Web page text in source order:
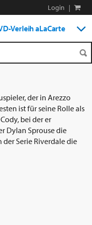
Login |
Verleih aLaCarte
der in Arezzo
ist für seine Rolle als
bei der er
Dylan Sprouse die
Serie Riverdale die